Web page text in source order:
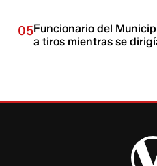
05Funcionario del
a tiros mientras se